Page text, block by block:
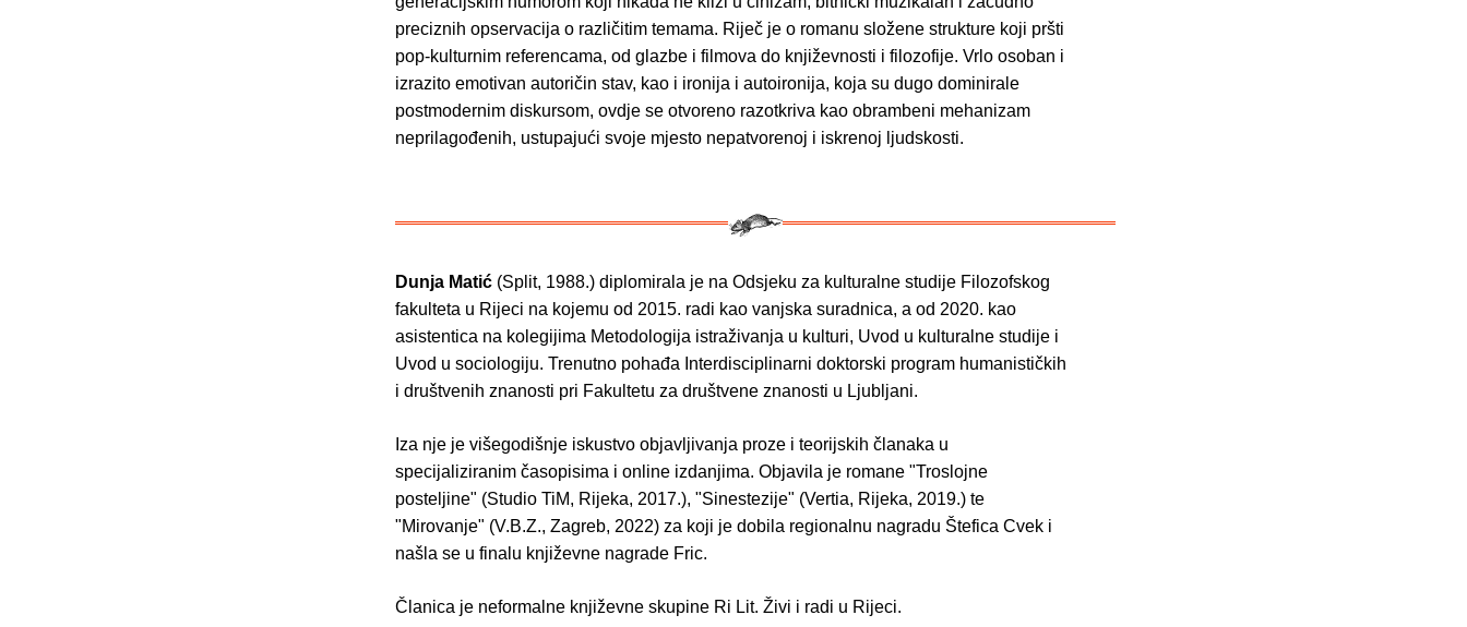
preciznih opservacija o različitim temama. Riječ je o romanu složene strukture koji pršti
pop-kulturnim referencama, od glazbe i filmova do književnosti i filozofije. Vrlo osoban i
izrazito emotivan autoričin stav, kao i ironija i autoironija, koja su dugo dominirale
postmodernim diskursom, ovdje se otvoreno razotkriva kao obrambeni mehanizam
neprilagođenih, ustupajući svoje mjesto nepatvorenoj i iskrenoj ljudskosti.
Dunja Matić (Split, 1988.) diplomirala je na Odsjeku za kulturalne studije Filozofskog
fakulteta u Rijeci na kojemu od 2015. radi kao vanjska suradnica, a od 2020. kao
asistentica na kolegijima Metodologija istraživanja u kulturi, Uvod u kulturalne studije i
Uvod u sociologiju. Trenutno pohađa Interdisciplinarni doktorski program humanističkih
i društvenih znanosti pri Fakultetu za društvene znanosti u Ljubljani.
Iza nje je višegodišnje iskustvo objavljivanja proze i teorijskih članaka u
specijaliziranim časopisima i online izdanjima. Objavila je romane "Troslojne
posteljine" (Studio TiM, Rijeka, 2017.), "Sinestezije" (Vertia, Rijeka, 2019.) te
"Mirovanje" (V.B.Z., Zagreb, 2022) za koji je dobila regionalnu nagradu Štefica Cvek i
našla se u finalu književne nagrade Fric.
Članica je neformalne književne skupine Ri Lit. Živi i radi u Rijeci.